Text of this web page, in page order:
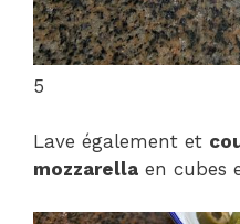
5
Lave également et
mozzarella en cubes